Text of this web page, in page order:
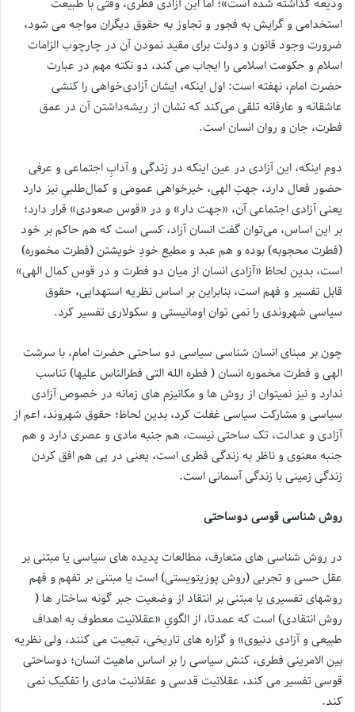
ودیعه گذاشته شده است»؛ اما این آزادی فطری، وقتی با طبیعت
استخدامی و گرایش به فجور و تجاوز به حقوق دیگران مواجه می شود،
ضرورت وجود قانون و دولت برای مقید نمودن آن در چارچوب الزامات
اسلام و حکومت اسلامی را ایجاب می کند، دو نکته مهم در عبارت
حضرت امام، نهفته است: اول اینکه، ایشان آزادی‌خواهی را کنشی
عاشقانه و عارفانه تلقی می‌کند که نشان از ریشه‌داشتن آن در عمق
فطرت، جان و روان انسان است.
دوم اینکه، این آزادی در عین اینکه در زندگی و آدابِ اجتماعی و عرفی
حضور فعال دارد، جهتِ الهی، خیر‌خواهی عمومی و کمال‌طلبیِ نیز دارد
یعنی آزادی اجتماعی آن، «جهت دار» و در «قوس صعودی» قرار دارد؛
بر این اساس، می‌توان گفت انسان آزاد، کسی است که هم حاکم بر خود
(فطرت محجوبه) بوده و هم عبد و مطیع خودِ خویشتن (فطرت مخموره)
است، بدین لحاظ «آزادی انسان از میان دو فطرت و در قوس کمال الهی»
قابل تفسیر و فهم است، بنابراین بر اساس نظریه استهدایی، حقوق
سیاسی شهروندی را نمی توان اومانیستی و سکولاری تفسیر کرد.
چون بر مبنای انسان شناسی سیاسی دو ساحتی حضرت امام، با سرشت
الهی و فطرت مخموره انسان ( فطره الله التی فطرالناس علیها) تناسب
ندارد و نیز نمیتوان از روش ها و مکانیزم های زمانه در خصوص آزادی
سیاسی و مشارکت سیاسی غفلت کرد، بدین لحاظ؛ حقوق شهروند، اعم از
آزادی و عدالت، تک ساحتی نیست، هم جنبه مادی و عصری دارد و هم
جنبه معنوی و ناظر به زندگی فطری است، یعنی در پی هم افق کردن
زندگی زمینی با زندگی آسمانی است.
روش شناسی قوسی دوساحتی
در روش شناسی های متعارف، مطالعات پدیده های سیاسی یا مبتنی بر
عقل حسی و تجربی (روش پوزیتویستی) است یا مبتنی بر تفهم و فهم
روشهای تفسیری یا مبتنی بر انتقاد از وضعیت جبر گونه ساختار ها (
روش انتقادی) است که عمدتا، از الگویِ «عقلانیت معطوف به اهداف
طبیعی و آزادی دنیوی» و گزاره های تاریخی، تبعیت می کنند، ولی نظریه
بین الامرینی فطری، کنش سیاسی را بر اساس ماهیت انسان؛ دوساحتی
قوسی تفسیر می کند، عقلانیت قدسی و عقلانیت مادی را تفکیک نمی
کند.